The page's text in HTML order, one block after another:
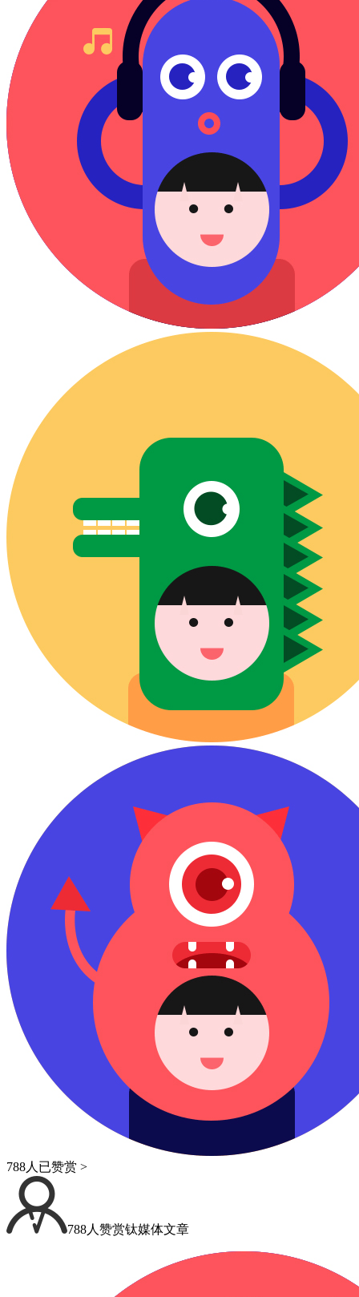
788人已赞赏 >
788人赞赏钛媒体文章